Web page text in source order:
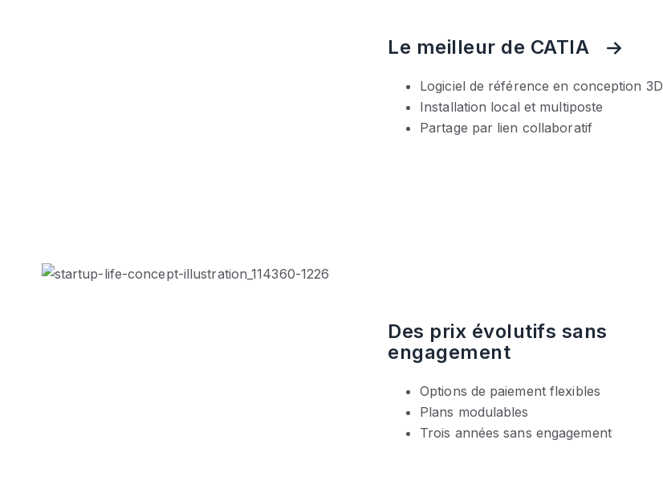
Le meilleur de CATIA
Logiciel de référence en conception 3D
Installation local et multiposte
Partage par lien collaboratif
Des prix évolutifs sans
engagement
Options de paiement flexibles
Plans modulables
Trois années sans engagement